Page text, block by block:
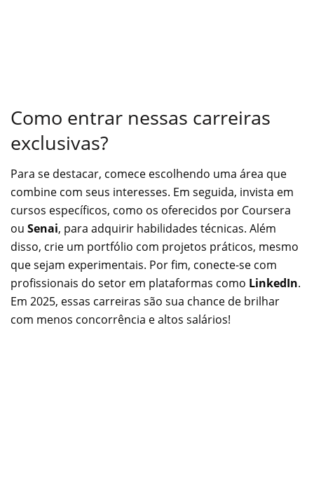
Como entrar nessas carreiras
exclusivas?
Para se destacar, comece escolhendo uma área que
combine com seus interesses. Em seguida, invista em
cursos específicos, como os oferecidos por Coursera
ou Senai, para adquirir habilidades técnicas. Além
disso, crie um portfólio com projetos práticos, mesmo
que sejam experimentais. Por fim, conecte-se com
profissionais do setor em plataformas como LinkedIn.
Em 2025, essas carreiras são sua chance de brilhar
com menos concorrência e altos salários!